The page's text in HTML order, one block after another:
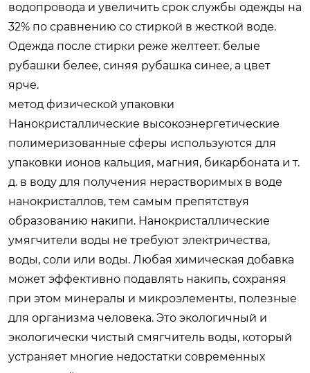
водопровода и увеличить срок службы одежды на
32% по сравнению со стиркой в ​​жесткой воде.
Одежда после стирки реже желтеет. белые
рубашки белее, синяя рубашка синее, а цвет
ярче.
метод физической упаковки
Нанокристаллические высокоэнергетические
полимеризованные сферы используются для
упаковки ионов кальция, магния, бикарбоната и т.
д. в воду для получения нерастворимых в воде
нанокристаллов, тем самым препятствуя
образованию накипи. Нанокристаллические
умягчители воды не требуют электричества,
воды, соли или воды. Любая химическая добавка
может эффективно подавлять накипь, сохраняя
при этом минералы и микроэлементы, полезные
для организма человека. Это экологичный и
экологически чистый смягчитель воды, который
устраняет многие недостатки современных